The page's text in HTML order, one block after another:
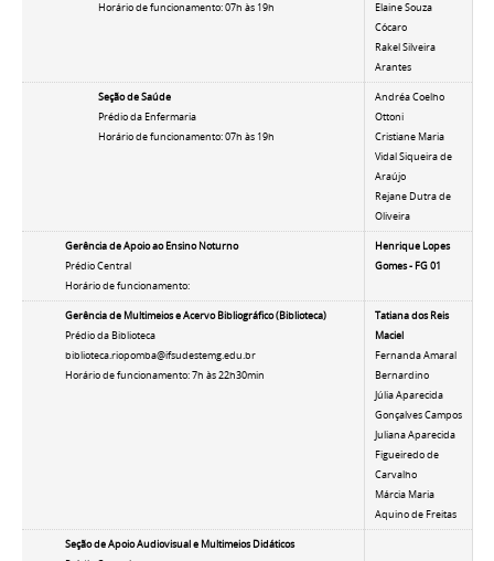
Horário de funcionamento: 07h às 19h
Elaine Souza
Cócaro
Rakel Silveira
Arantes
Seção de Saúde
Prédio da Enfermaria
Horário de funcionamento: 07h às 19h
Andréa Coelho
Ottoni
Cristiane Maria
Vidal Siqueira de
Araújo
Rejane Dutra de
Oliveira
Gerência de Apoio ao Ensino Noturno
Prédio Central
Horário de funcionamento:
Henrique Lopes
Gomes - FG 01
Gerência de Multimeios e Acervo Bibliográfico (Biblioteca)
Prédio da Biblioteca
biblioteca.riopomba@ifsudestemg.edu.br
Horário de funcionamento: 7h às 22h30min
Tatiana dos Reis
Maciel
Fernanda Amaral
Bernardino
Júlia Aparecida
Gonçalves Campos
Juliana Aparecida
Figueiredo de
Carvalho
Márcia Maria
Aquino de Freitas
Seção de Apoio Audiovisual e Multimeios Didáticos